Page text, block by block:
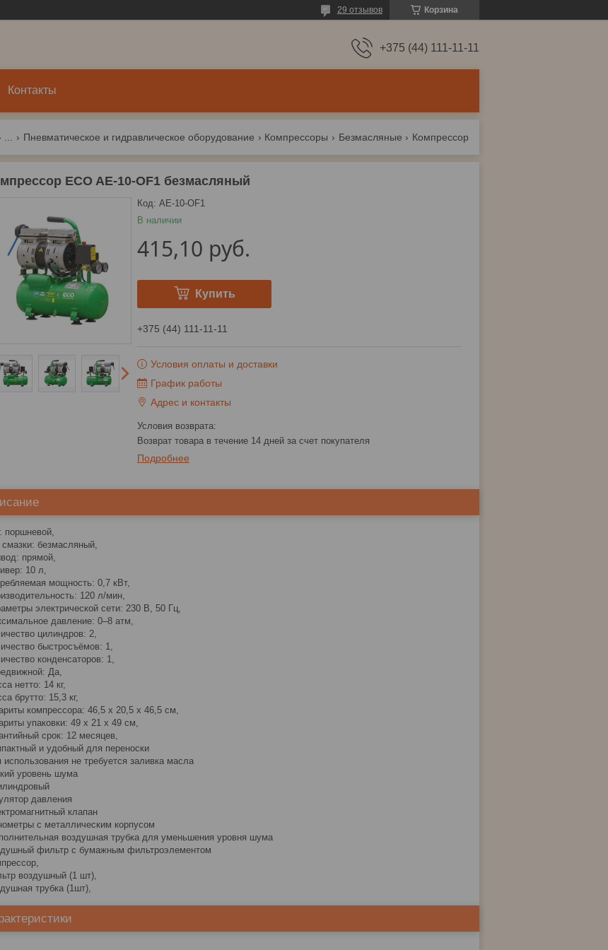
Корзина
29 отзывов
+375 (44) 111-11-11
Контакты
Пневматическое и гидравлическое оборудование Компрессоры Безмасляные
ECO AE-10-OF1 безмасляный
В наличии
Код: AE-10-OF1
415,10 руб.
Купить
+375 (44) 111-11-11
Условия оплаты и доставки
График работы
Адрес и контакты
возврат товара в течение 14 дней за счет покупателя
Подробнее
поршневой,
смазки: безмасляный,
прямой,
10 л,
мощность: 0,7 кВт,
120 л/мин,
электрической сети: 230 В, 50 Гц,
давление: 0–8 атм,
цилиндров: 2,
быстросъёмов: 1,
конденсаторов: 1,
Да,
нетто: 14 кг,
брутто: 15,3 кг,
компрессора: 46,5 x 20,5 x 46,5 см,
упаковки: 49 x 21 x 49 см,
срок: 12 месяцев,
и удобный для переноски
использования не требуется заливка масла
уровень шума
давления
клапан
с металлическим корпусом
воздушная трубка для уменьшения уровня шума
фильтр с бумажным фильтроэлементом
воздушный (1 шт),
трубка (1шт),